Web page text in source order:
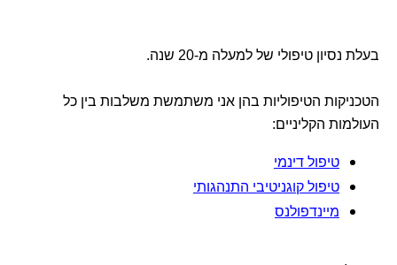
בעלת נסיון טיפולי של למעלה מ-20 שנה.
הטכניקות הטיפוליות בהן אני משתמשת משלבות בין כל
העולמות הקליניים:
טיפול דינמי
טיפול קוגניטיבי התנהגותי
מיינדפולנס